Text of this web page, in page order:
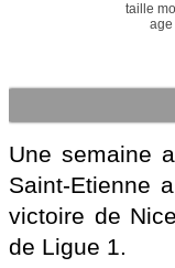
taille
age
Une semaine
Saint-Etienne
victoire de
de Ligue 1.